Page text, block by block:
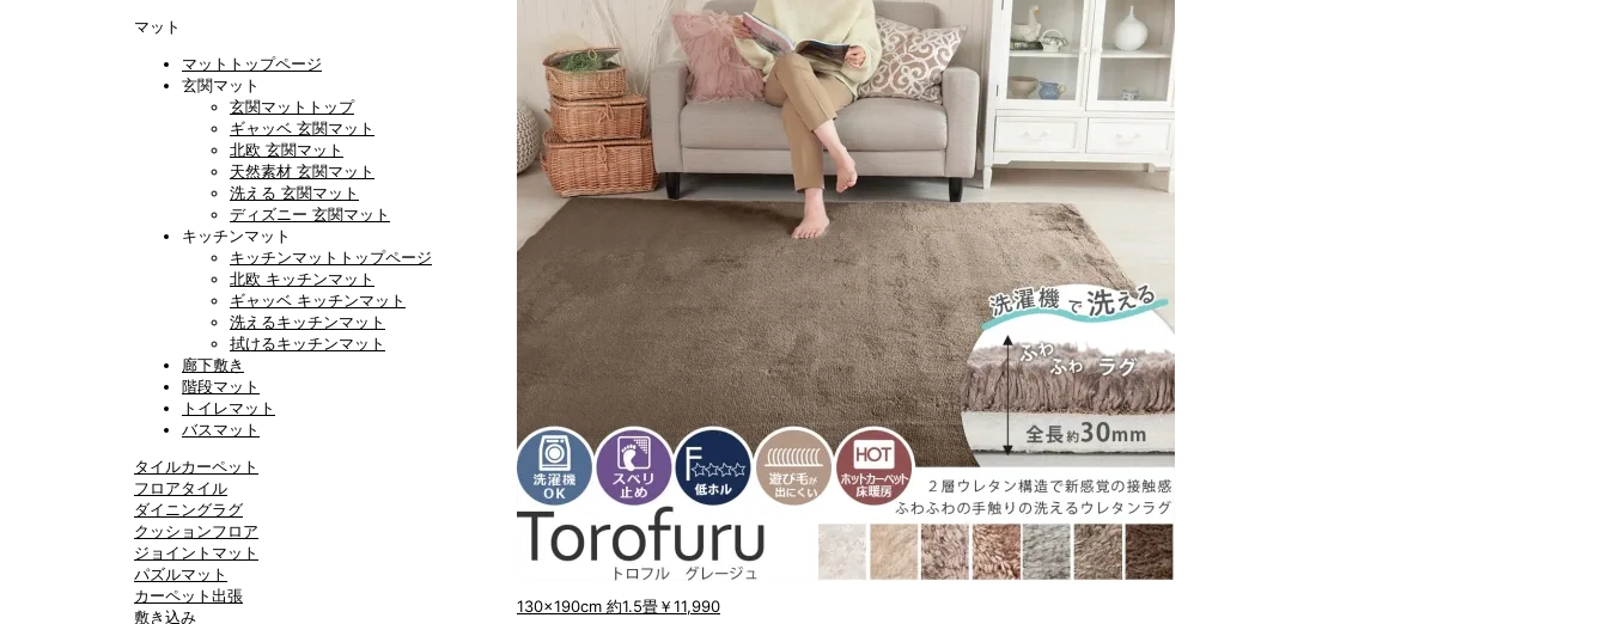
マット
マットトップページ
玄関マット
玄関マットトップ
ギャッベ 玄関マット
北欧 玄関マット
天然素材 玄関マット
洗える 玄関マット
ディズニー 玄関マット
キッチンマット
キッチンマットトップページ
北欧 キッチンマット
ギャッベ キッチンマット
洗えるキッチンマット
拭けるキッチンマット
廊下敷き
階段マット
トイレマット
バスマット
タイルカーペット
フロアタイル
ダイニングラグ
クッションフロア
ジョイントマット
パズルマット
カーペット出張
敷き込み
130x190cm 約1.5畳￥11,990